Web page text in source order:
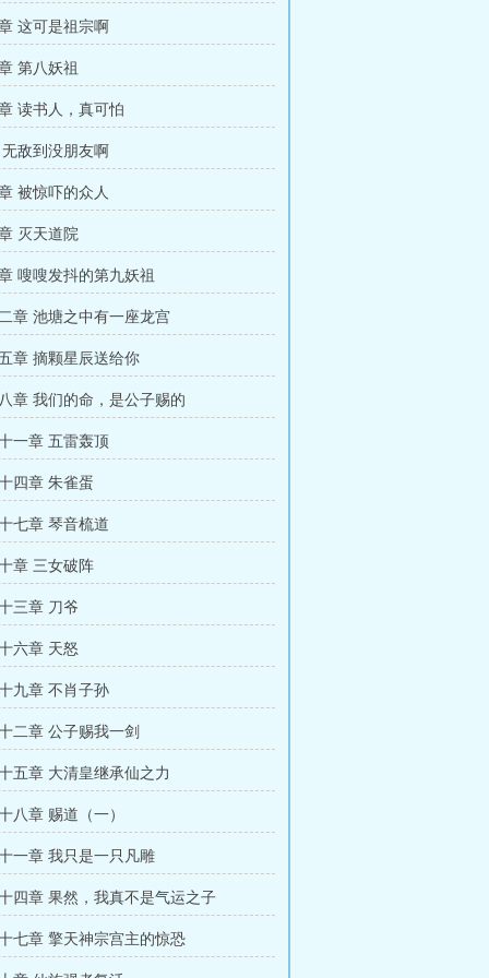
这可是祖宗啊
第八妖祖
读书人，真可怕
敌到没朋友啊
被惊吓的众人
灭天道院
嗖嗖发抖的第九妖祖
章 池塘之中有一座龙宫
章 摘颗星辰送给你
章 我们的命，是公子赐的
一章 五雷轰顶
四章 朱雀蛋
七章 琴音梳道
章 三女破阵
三章 刀爷
六章 天怒
九章 不肖子孙
二章 公子赐我一剑
五章 大清皇继承仙之力
八章 赐道（一）
一章 我只是一只凡雕
四章 果然，我真不是气运之子
七章 擎天神宗宫主的惊恐